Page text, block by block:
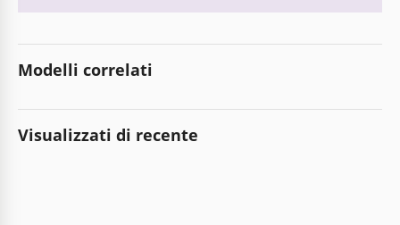
Modelli correlati
Visualizzati di recente